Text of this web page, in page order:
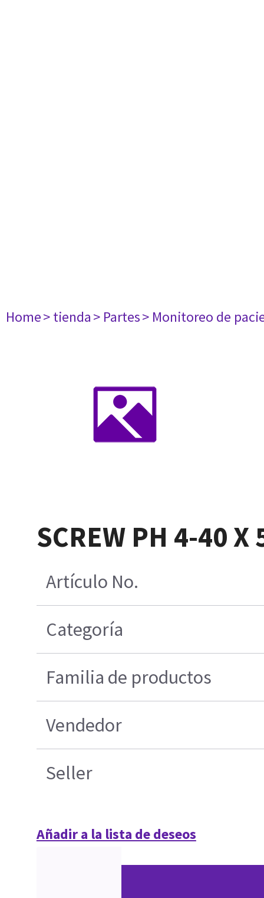
Home> tienda> Partes> Monitoreo de
SCREW PH 4-40 X
Artículo No.
Categoría
Familia de productos
Vendedor
Seller
Añadir a la lista de deseos